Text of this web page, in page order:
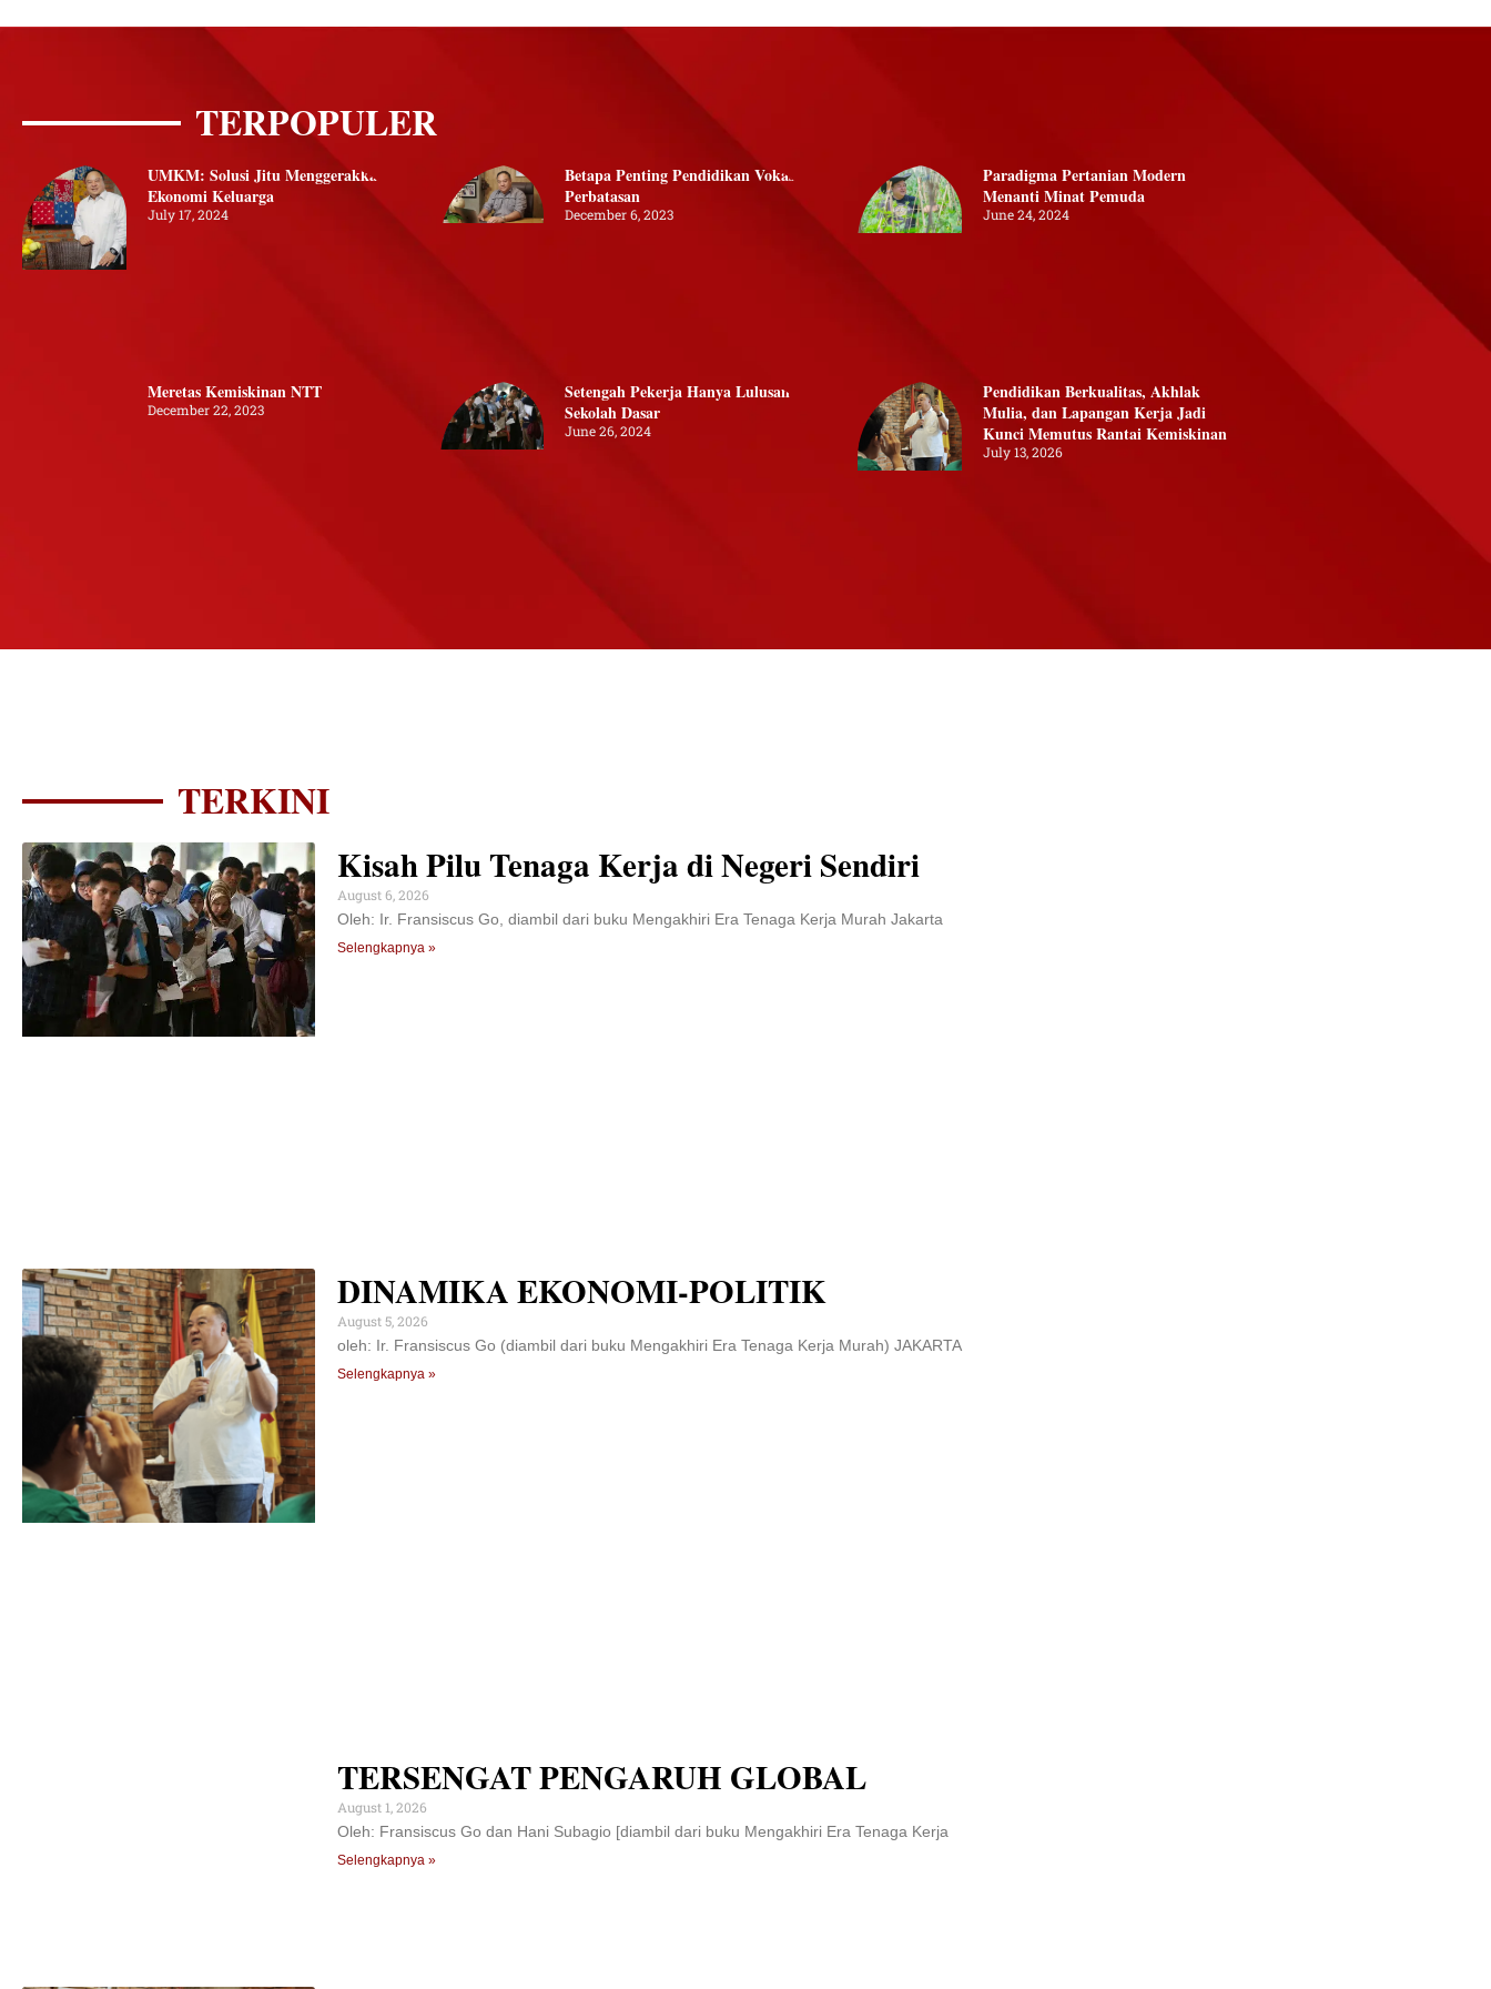
TERPOPULER
UMKM: Solusi Jitu Menggerakkan
Ekonomi Keluarga
July 17, 2024
Betapa Penting Pendidikan Vokasi di
Perbatasan
December 6, 2023
Paradigma Pertanian Modern
Menanti Minat Pemuda
June 24, 2024
Meretas Kemiskinan NTT
December 22, 2023
Setengah Pekerja Hanya Lulusan
Sekolah Dasar
June 26, 2024
Pendidikan Berkualitas, Akhlak
Mulia, dan Lapangan Kerja Jadi
Kunci Memutus Rantai Kemiskinan
July 13, 2026
TERKINI
Kisah Pilu Tenaga Kerja di Negeri Sendiri
August 6, 2026
Oleh: Ir. Fransiscus Go, diambil dari buku Mengakhiri Era Tenaga Kerja Murah Jakarta
Selengkapnya »
DINAMIKA EKONOMI-POLITIK
August 5, 2026
oleh: Ir. Fransiscus Go (diambil dari buku Mengakhiri Era Tenaga Kerja Murah) JAKARTA
Selengkapnya »
TERSENGAT PENGARUH GLOBAL
August 1, 2026
Oleh: Fransiscus Go dan Hani Subagio [diambil dari buku Mengakhiri Era Tenaga Kerja
Selengkapnya »